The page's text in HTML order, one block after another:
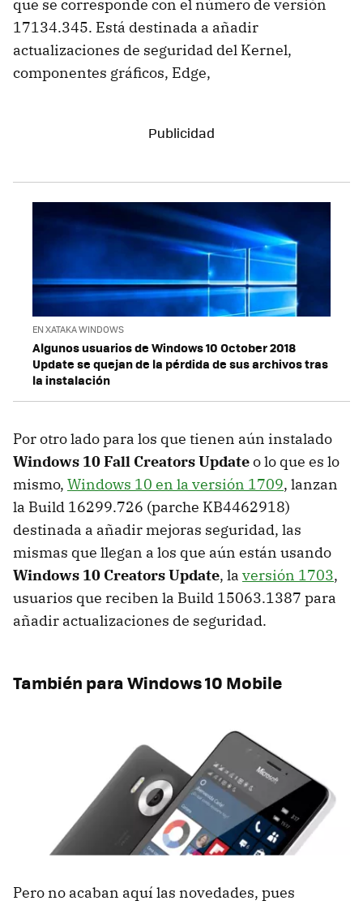
que se corresponde con el número de versión
17134.345. Está destinada a añadir
actualizaciones de seguridad del Kernel,
componentes gráficos, Edge,
EN XATAKA WINDOWS
Algunos usuarios de Windows 10 October 2018
Update se quejan de la pérdida de sus archivos tras
la instalación
Por otro lado para los que tienen aún instalado
Windows 10 Fall Creators Updateo lo que es lo
mismo, Windows 10 en la versión 1709, lanzan
la Build 16299.726 (parche KB4462918)
destinada a añadir mejoras seguridad, las
mismas que llegan a los que aún están usando
Windows 10 Creators Update, la versión 1703,
usuarios que reciben la Build 15063.1387 para
añadir actualizaciones de seguridad.
También para Windows 10 Mobile
Pero no acaban aquí las novedades, pues